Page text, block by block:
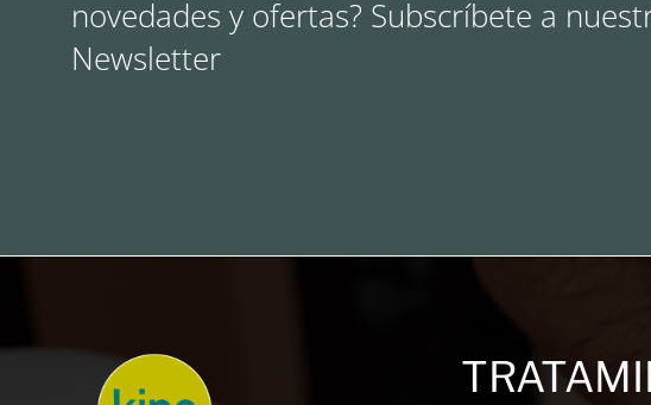
novedades y ofertas? Subscríbete a
Newsletter